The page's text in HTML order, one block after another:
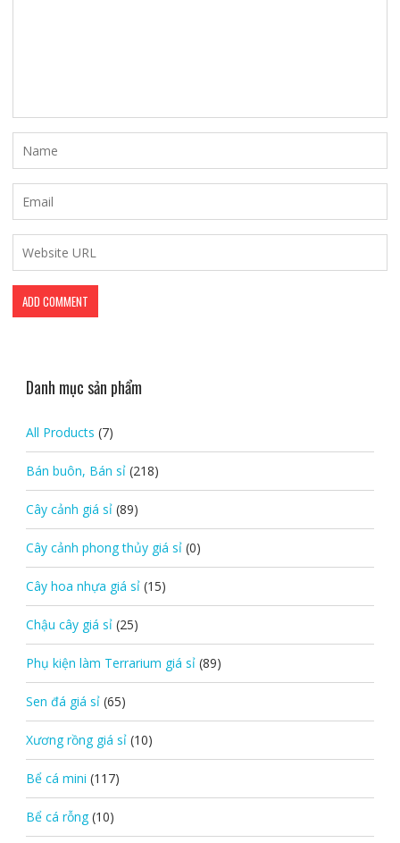
Danh mục sản phẩm
All Products (7)
Bán buôn, Bán sỉ (218)
Cây cảnh giá sỉ (89)
Cây cảnh phong thủy giá sỉ (0)
Cây hoa nhựa giá sỉ (15)
Chậu cây giá sỉ (25)
Phụ kiện làm Terrarium giá sỉ (89)
Sen đá giá sỉ (65)
Xương rồng giá sỉ (10)
Bể cá mini (117)
Bể cá rỗng (10)